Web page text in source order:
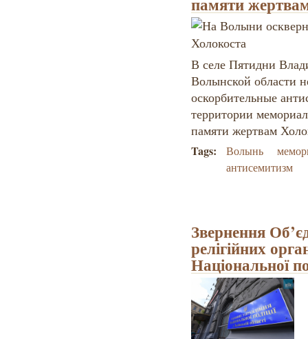
В селе Пятидни
Волынской области
оскорбительные
территории
памяти жертвам
Tags: Волынь
антисемитизм
Звернення
релігійних
Національної